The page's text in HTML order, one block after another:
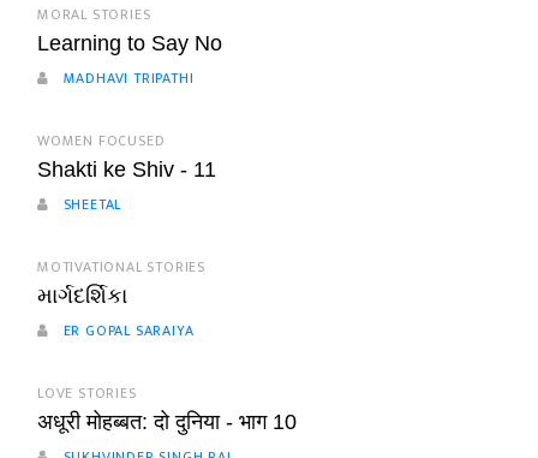
MORAL STORIES
Learning to Say No
MADHAVI TRIPATHI
WOMEN FOCUSED
Shakti ke Shiv - 11
SHEETAL
MOTIVATIONAL STORIES
માર્ગદર્શિકા
ER GOPAL SARAIYA
LOVE STORIES
अधूरी मोहब्बत: दो दुनिया - भाग 10